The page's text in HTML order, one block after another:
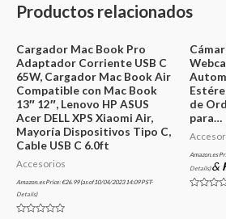
Productos relacionados
Cargador Mac Book Pro
Adaptador Corriente USB C
65W, Cargador Mac Book Air
Compatible con Mac Book
13″ 12″, Lenovo HP ASUS
Acer DELL XPS Xiaomi Air,
Mayoría Dispositivos Tipo C,
Cable USB C 6.0ft
Accesorios
Amazon.es Price:€26.99(as of 10/04/2023 14:09 PST-
Details)
de
para…
Amazon.es
Details)&